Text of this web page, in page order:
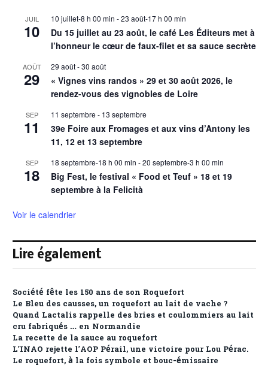
JUIL
10
10 juillet-8 h 00 min -23 août-17 h 00 min
Du 15 juillet au 23 août, le café Les Éditeurs met à
l’honneur le cœur de faux-filet et sa sauce secrète
AOÛT
29
29 août-30 août
« Vignes vins randos » 29 et 30 août 2026, le
rendez-vous des vignobles de Loire
SEP
11
11 septembre - 13 septembre
39e Foire aux Fromages et aux vins d’Antony les
11, 12 et 13 septembre
SEP
18
18 septembre-18 h 00 min -20 septembre-3 h 00 min
Big Fest, le festival « Food et Teuf » 18 et 19
septembre à la Felicità
Voir le calendrier
Lire également
Société fête les 150 ans de son Roquefort
Le Bleu des causses, un roquefort au lait de vache ?
Quand Lactalis rappelle des bries et coulommiers au lait
cru fabriqués … en Normandie
La recette de la sauce au roquefort
L’INAO rejette l’AOP Pérail, une victoire pour Lou Pérac.
Le roquefort, à la fois symbole et bouc-émissaire